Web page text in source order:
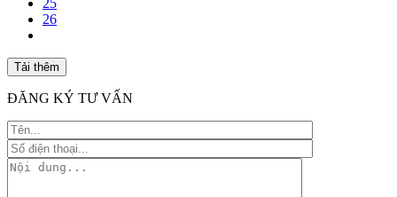
25
26
Tải thêm
ĐĂNG KÝ TƯ VẤN